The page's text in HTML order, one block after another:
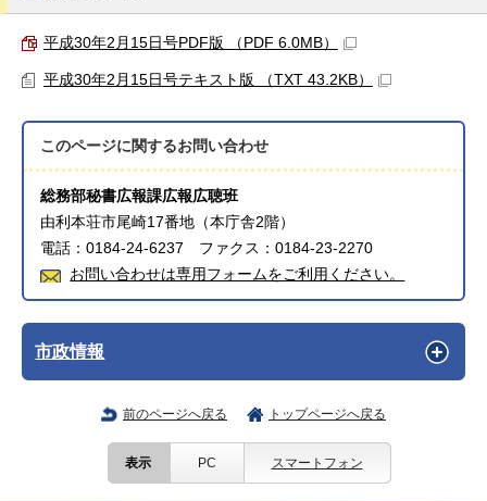
平成30年2月15日号PDF版 （PDF 6.0MB）
平成30年2月15日号テキスト版 （TXT 43.2KB）
このページに関するお問い合わせ
総務部秘書広報課広報広聴班
由利本荘市尾崎17番地（本庁舎2階）
電話：0184-24-6237 ファクス：0184-23-2270
お問い合わせは専用フォームをご利用ください。
市政情報
前のページへ戻る トップページへ戻る
表示 PC スマートフォン